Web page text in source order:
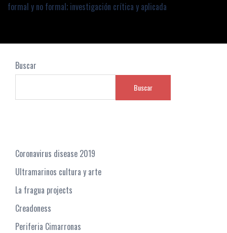
formal y no formal; investigación crítica y aplicada
Buscar
Buscar
Coronavirus disease 2019
Ultramarinos cultura y arte
La fragua projects
Creadoness
Periferia Cimarronas